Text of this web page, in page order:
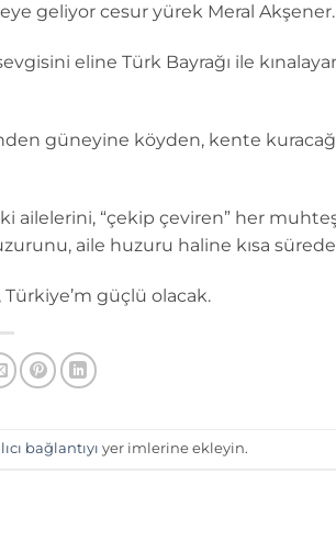
geliyor cesur yürek Meral Akşener.
eline Türk Bayrağı ile
güneyine köyden, kente
“çekip çeviren” her
aile huzuru haline kısa
güçlü olacak.
bağlantıyı yer imlerine ekleyin.